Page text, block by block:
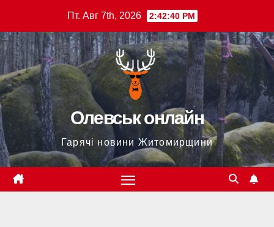
содержимому
Пт. Авг 7th, 2026 2:42:42 PM
Олевськ онлайн
Гарячі новини Житомирщини